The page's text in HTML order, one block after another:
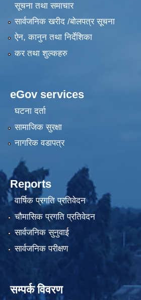
सूचना तथा समाचार
सार्वजनिक खरीद /बोलपत्र सूचना
ऐन, कानुन तथा निर्देशिका
कर तथा शुल्कहरु
eGov services
घटना दर्ता
सामाजिक सुरक्षा
नागरिक वडापत्र
Reports
वार्षिक प्रगति प्रतिवेदन
चौमासिक प्रगति प्रतिवेदन
सार्वजनिक सुनुवाई
सार्वजनिक परीक्षण
सम्पर्क विवरण